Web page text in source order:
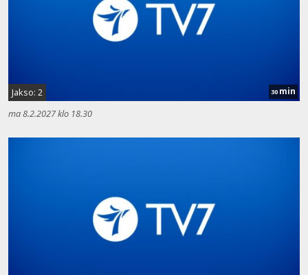
Jakso: 2 30 min
ma 8.2.2027 klo 18.30